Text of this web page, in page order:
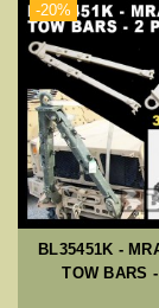
-20%
BL35451K -
TOW BARS